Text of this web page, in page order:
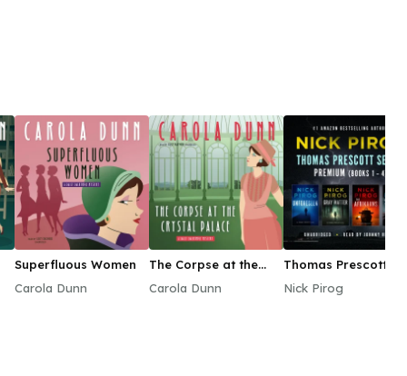
Superfluous Women
Carola Dunn
The Corpse at the
Carola Dunn
Thomas Prescott
Nick Pirog